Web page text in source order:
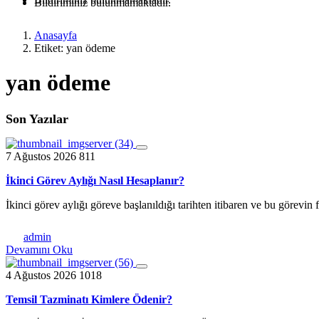
Bildiriminiz bulunmamaktadır.
Anasayfa
Etiket: yan ödeme
yan ödeme
Son Yazılar
7 Ağustos 2026 811
İkinci Görev Aylığı Nasıl Hesaplanır?
İkinci görev aylığı göreve başlanıldığı tarihten itibaren ve bu
admin
Devamını Oku
4 Ağustos 2026 1018
Temsil Tazminatı Kimlere Ödenir?